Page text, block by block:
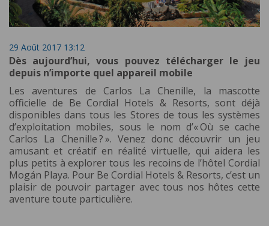
29 Août 2017 13:12
Dès aujourd’hui, vous pouvez télécharger le jeu
depuis n’importe quel appareil mobile
Les aventures de Carlos La Chenille, la mascotte
officielle de Be Cordial Hotels & Resorts, sont déjà
disponibles dans tous les Stores de tous les systèmes
d’exploitation mobiles, sous le nom d’« Où se cache
Carlos La Chenille ? ». Venez donc découvrir un jeu
amusant et créatif en réalité virtuelle, qui aidera les
plus petits à explorer tous les recoins de l’hôtel Cordial
Mogán Playa. Pour Be Cordial Hotels & Resorts, c’est un
plaisir de pouvoir partager avec tous nos hôtes cette
aventure toute particulière.